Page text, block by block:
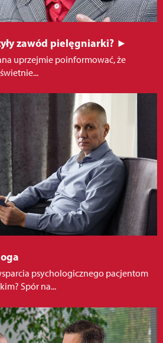
zawód pielęgniarki? ►
uprzejmie poinformować, że
psychologicznego pacjentom
Spór na...